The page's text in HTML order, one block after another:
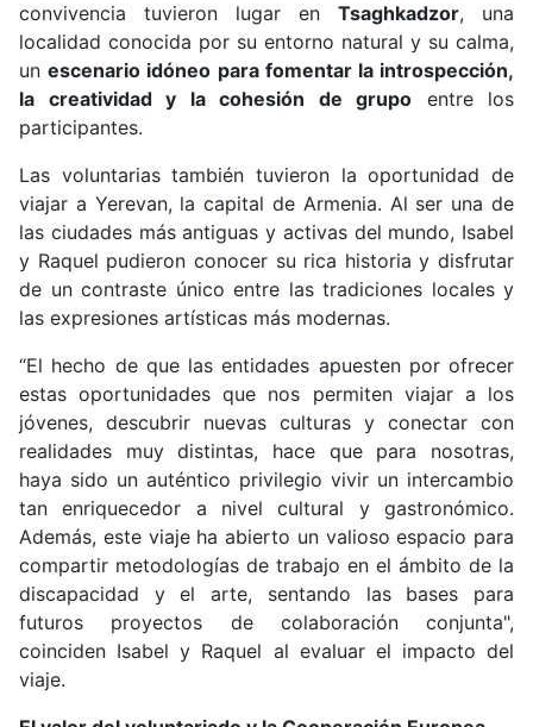
convivencia tuvieron lugar en Tsaghkadzor, una
localidad conocida por su entorno natural y su calma,
unescenario idóneo para fomentar la introspección,
la creatividad y la cohesión de grupo entre los
participantes.
Las voluntarias también tuvieron la oportunidad de
viajar a Yerevan, la capital de Armenia. Al ser una de
las ciudades más antiguas y activas del mundo, Isabel
y Raquel pudieron conocer su rica historia y disfrutar
de un contraste único entre las tradiciones locales y
las expresiones artísticas más modernas.
“El hecho de que las entidades apuesten por ofrecer
estas oportunidades que nos permiten viajar a los
jóvenes, descubrir nuevas culturas y conectar con
realidades muy distintas, hace que para nosotras,
haya sido un auténtico privilegio vivir un intercambio
tan enriquecedor a nivel cultural y gastronómico.
Además, este viaje ha abierto un valioso espacio para
compartir metodologías de trabajo en el ámbito de la
discapacidad y el arte, sentando las bases para
futuros proyectos de colaboración conjunta",
coinciden Isabel y Raquel al evaluar el impacto del
viaje.